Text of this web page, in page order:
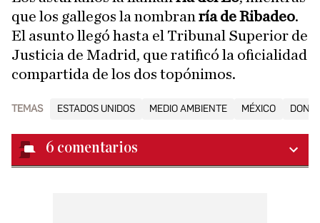
que los gallegos la nombran ría de Ribadeo.
El asunto llegó hasta el Tribunal Superior de
Justicia de Madrid, que ratificó la oficialidad
compartida de los dos topónimos.
TEMAS ESTADOS UNIDOS MEDIO AMBIENTE MÉXICO
6 comentarios